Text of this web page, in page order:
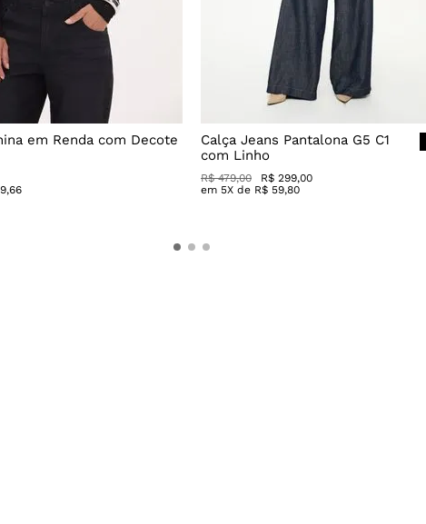
em Renda com Decote
,66
Calça Jeans Pantalona G5 C1
com Linho
R$ 479,00 R$ 299,00
em 5X de R$ 59,80